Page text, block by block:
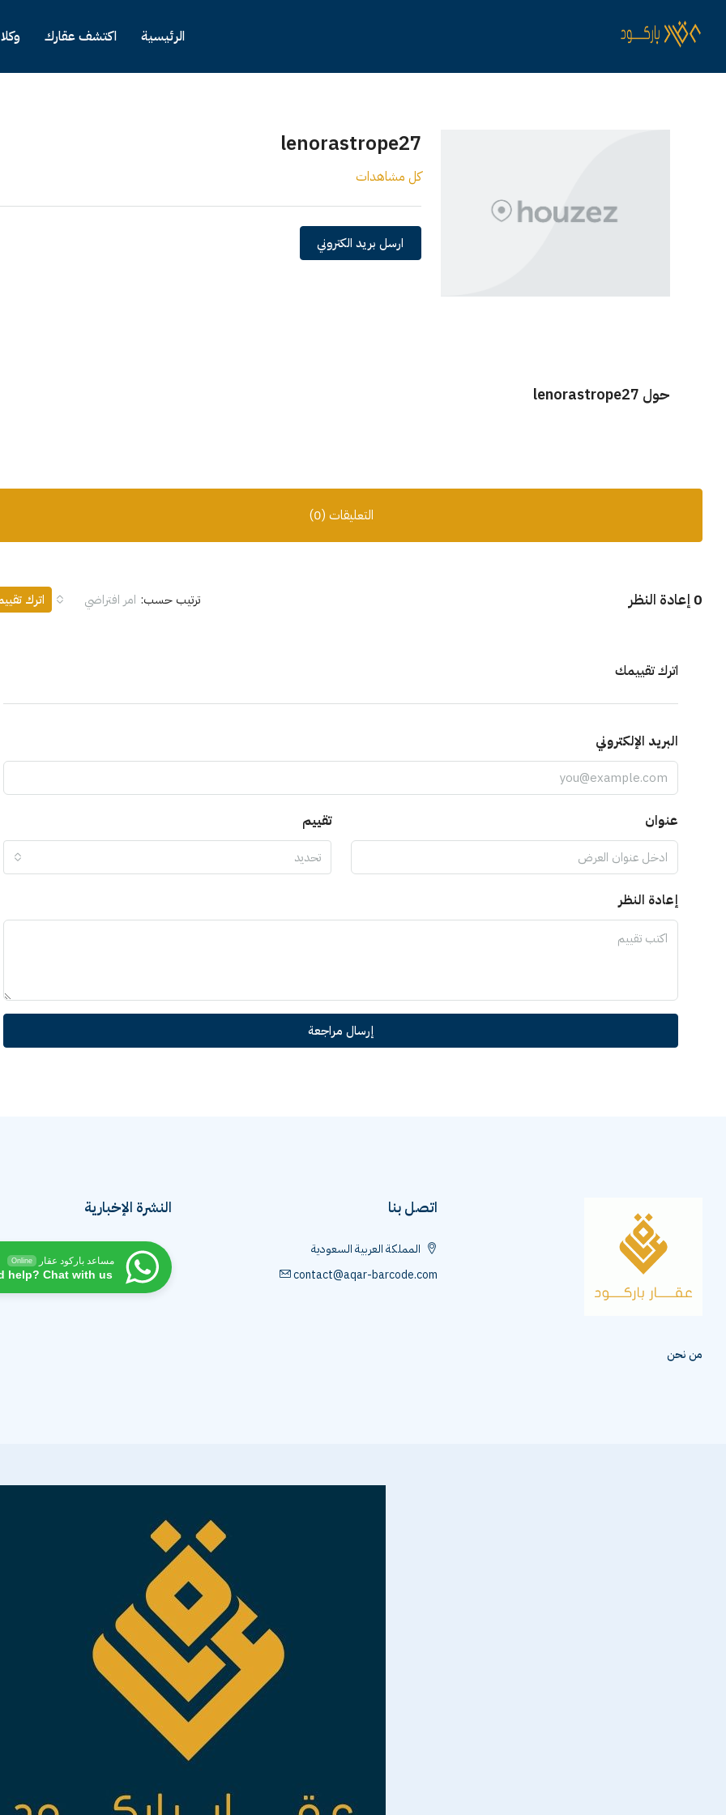
الرئيسية اكتشف عقارك
lenorastrope27
كل مشاهدات
ارسل بريد الكتروني
حول lenorastrope27
التعليقات (0)
0 إعادة النظر ترتيب حسب: امر افتراضي اترك
اترك تقييمك
البريد الإلكتروني
عنوان تقييم
تحديد
إعادة النظر
إرسال مراجعة
من نحن
اتصل بنا
المملكة العربية السعودية
contact@aqar-barcode.com
النشرة الإخبارية
مساعد باركود عقار Online
help? Chat with us